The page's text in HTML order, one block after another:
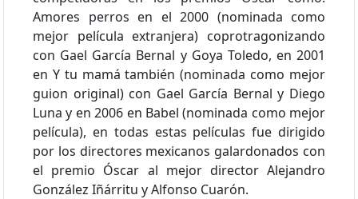
Amores perros en el 2000 (nominada como
mejor película extranjera) coprotragonizando
con Gael García Bernal y Goya Toledo, en 2001
en Y tu mamá también (nominada como mejor
guion original) con Gael García Bernal y Diego
Luna y en 2006 en Babel (nominada como mejor
película), en todas estas películas fue dirigido
por los directores mexicanos galardonados con
el premio Óscar al mejor director Alejandro
González Iñárritu y Alfonso Cuarón.